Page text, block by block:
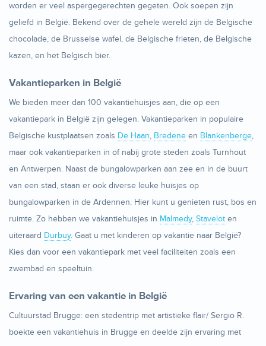
worden er veel aspergegerechten gegeten. Ook soepen zijn
geliefd in België. Bekend over de gehele wereld zijn de Belgische
chocolade, de Brusselse wafel, de Belgische frieten, de Belgische
kazen, en het Belgisch bier.
Vakantieparken in België
We bieden meer dan 100 vakantiehuisjes aan, die op een
vakantiepark in België zijn gelegen. Vakantieparken in populaire
Belgische kustplaatsen zoals De Haan, Bredene en Blankenberge,
maar ook vakantieparken in of nabij grote steden zoals Turnhout
en Antwerpen. Naast de bungalowparken aan zee en in de buurt
van een stad, staan er ook diverse leuke huisjes op
bungalowparken in de Ardennen. Hier kunt u genieten rust, bos en
ruimte. Zo hebben we vakantiehuisjes in Malmedy, Stavelot en
uiteraard Durbuy. Gaat u met kinderen op vakantie naar België?
Kies dan voor een vakantiepark met veel faciliteiten zoals een
zwembad en speeltuin.
Ervaring van een vakantie in België
Cultuurstad Brugge: een stedentrip met artistieke flair/ Sergio R.
boekte een vakantiehuis in Brugge en deelde zijn ervaring met